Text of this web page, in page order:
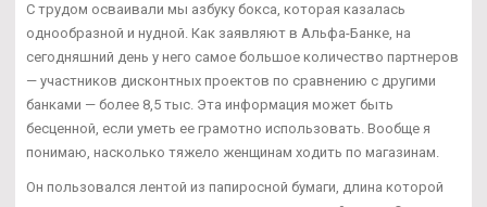
С трудом осваивали мы азбуку бокса, которая казалась
однообразной и нудной. Как заявляют в Альфа-Банке, на
сегодняшний день у него самое большое количество партнеров
— участников дисконтных проектов по сравнению с другими
банками — более 8,5 тыс. Эта информация может быть
бесценной, если уметь ее грамотно использовать. Вообще я
понимаю, насколько тяжело женщинам ходить по магазинам.
Он пользовался лентой из папиросной бумаги, длина которой